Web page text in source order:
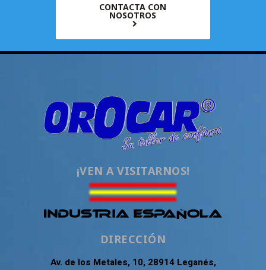
CONTACTA CON
NOSOTROS
¡VEN A VISITARNOS!
DIRECCIÓN
Av. de los Metales, 10, 28914 Leganés,